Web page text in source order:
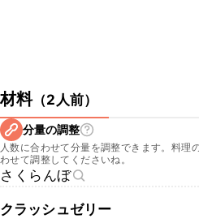
材料（2人前）
分量の調整
人数に合わせて分量を調整できます。料理
わせて調整してくださいね。
さくらんぼ
クラッシュゼリー